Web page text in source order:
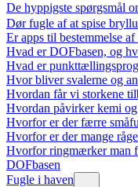
De hyppigste spørgsmål
Dør fugle af at spise
Er apps til bestemmelse
Hvad er DOFbasen, og
Hvad er
Hvor bliver svalerne og
Hvordan får vi storkene
Hvordan påvirker kemi
Hvorfor er der færre
Hvorfor er der mange
Hvorfor ringmærker man
DOFbasen
Fugle i haven